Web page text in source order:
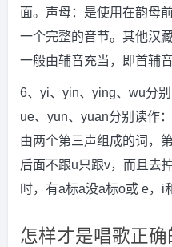
面。声母：是使用在韵母
一个完整的音节。其他汉
一般由辅音充当，即首辅音
6、yi、yin、ying、wu分
ue、yun、yuan分别读作
由两个第三声组成的词，
后面不跟u只跟v，而且去
时，有a标a没a标o或 e，i
怎样才是唱歌正